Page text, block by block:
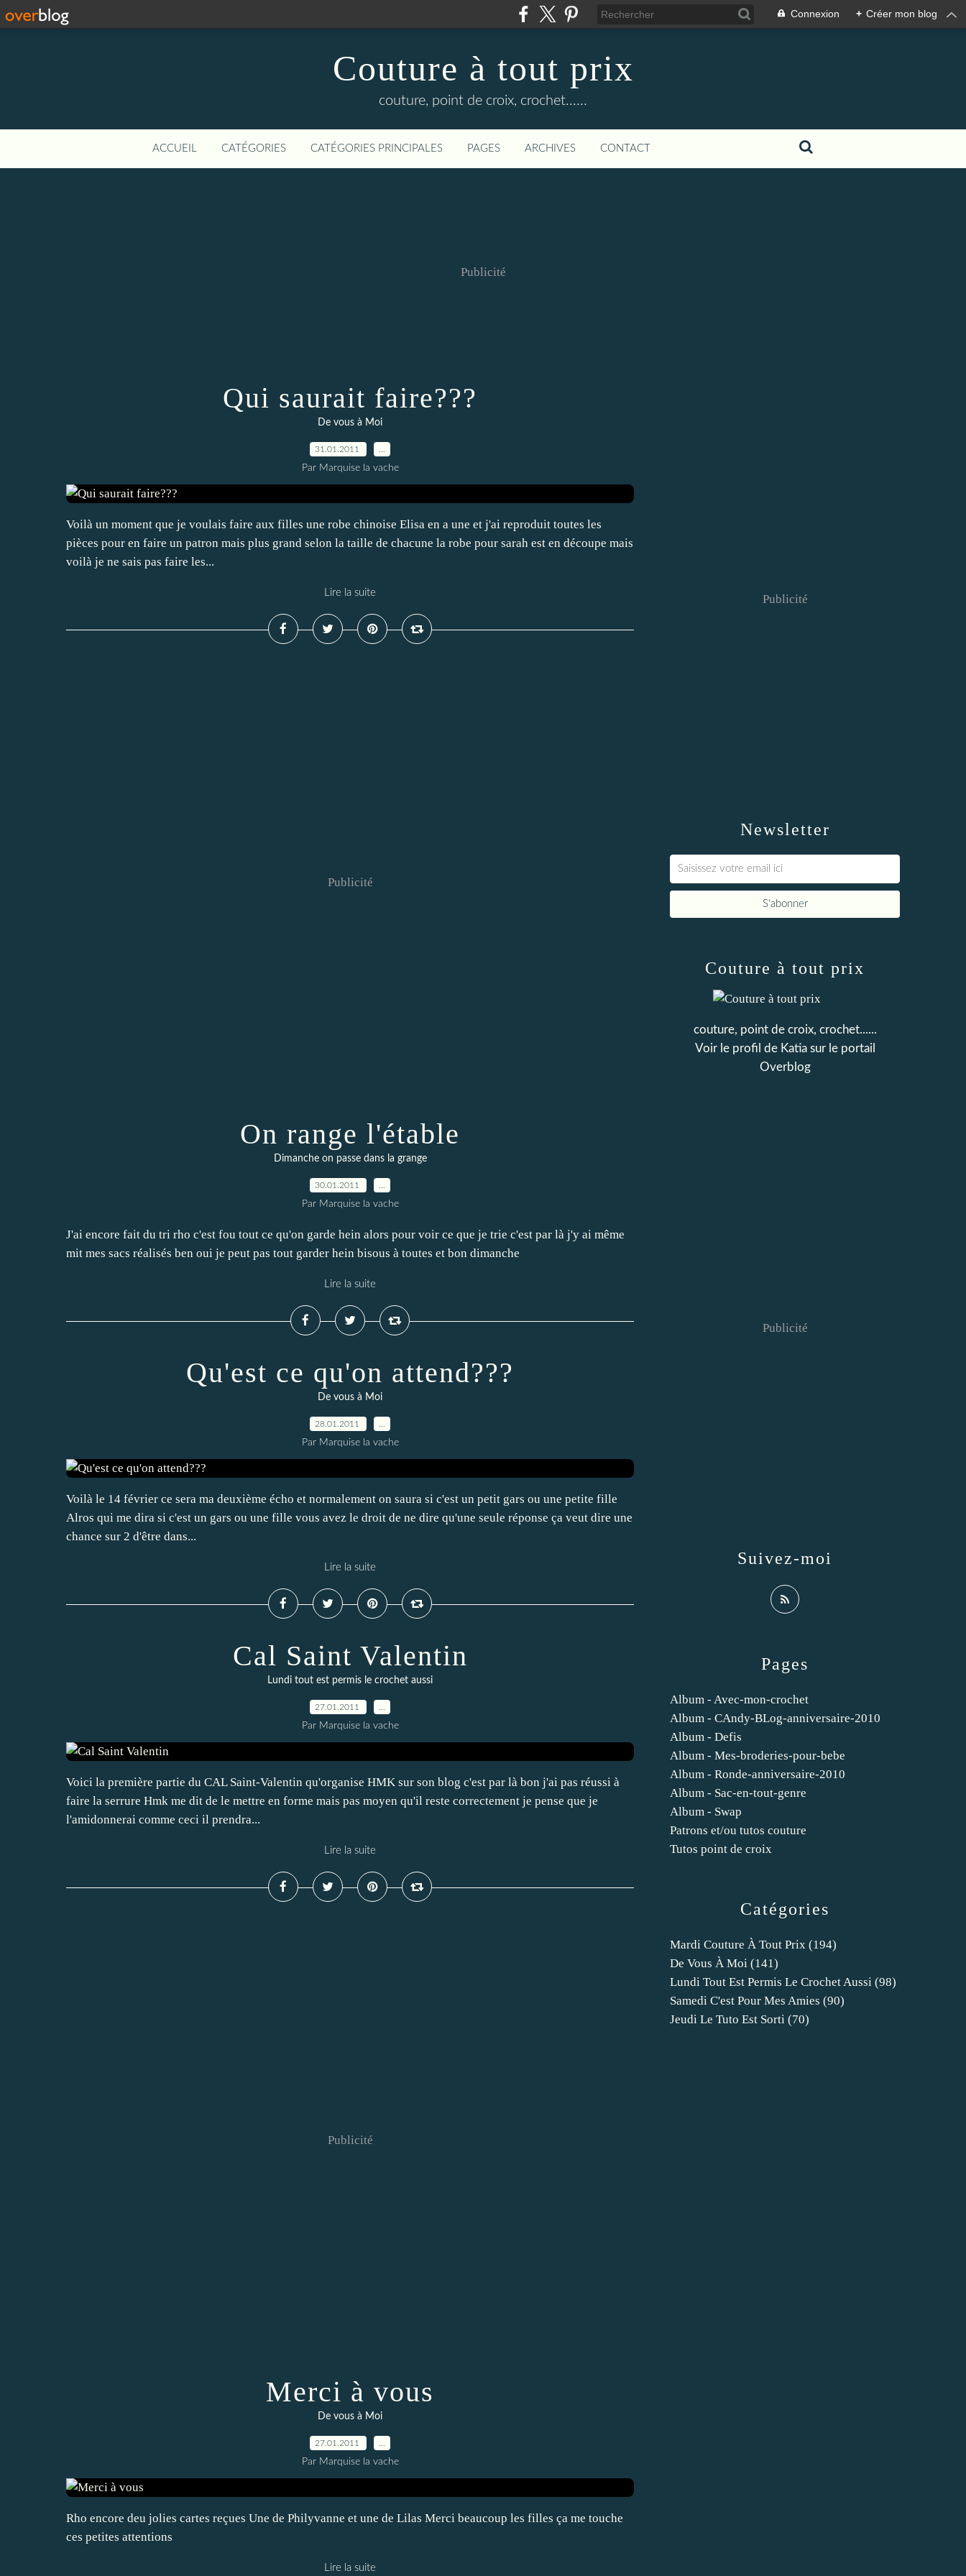
Connexion + Créer mon blog
Couture à tout prix
couture, point de croix, crochet......
ACCUEIL CATÉGORIES CATÉGORIES PRINCIPALES PAGES ARCHIVES CONTACT
Publicité
Qui saurait faire???
De vous à Moi
31.01.2011
Par Marquise la vache
Voilà un moment que je voulais faire aux filles une robe chinoise Elisa en a une et j'ai reproduit toutes les
pièces pour en faire un patron mais plus grand selon la taille de chacune la robe pour sarah est en découpe mais
voilà je ne sais pas faire les...
Lire la suite
Publicité
On range l'étable
Dimanche on passe dans la grange
30.01.2011
Par Marquise la vache
J'ai encore fait du tri rho c'est fou tout ce qu'on garde hein alors pour voir ce que je trie c'est par là j'y ai même
mit mes sacs réalisés ben oui je peut pas tout garder hein bisous à toutes et bon dimanche
Lire la suite
Qu'est ce qu'on attend???
De vous à Moi
28.01.2011
Par Marquise la vache
Voilà le 14 février ce sera ma deuxième écho et normalement on saura si c'est un petit gars ou une petite fille
Alros qui me dira si c'est un gars ou une fille vous avez le droit de ne dire qu'une seule réponse ça veut dire une
chance sur 2 d'être dans...
Lire la suite
Cal Saint Valentin
Lundi tout est permis le crochet aussi
27.01.2011
Par Marquise la vache
Voici la première partie du CAL Saint-Valentin qu'organise HMK sur son blog c'est par là bon j'ai pas réussi à
faire la serrure Hmk me dit de le mettre en forme mais pas moyen qu'il reste correctement je pense que je
l'amidonnerai comme ceci il prendra...
Lire la suite
Publicité
Merci à vous
De vous à Moi
27.01.2011
Par Marquise la vache
Rho encore deu jolies cartes reçues Une de Philyvanne et une de Lilas Merci beaucoup les filles ça me touche
ces petites attentions
Lire la suite
Newsletter
Publicité
Catégories
Mardi Couture À Tout Prix (194)
De Vous À Moi (141)
Lundi Tout Est Permis Le Crochet Aussi (98)
Samedi C'est Pour Mes Amies (90)
Jeudi Le Tuto Est Sorti (70)
Pages
Album - Avec-mon-crochet
Album - CAndy-BLog-anniversaire-2010
Album - Defis
Album - Mes-broderies-pour-bebe
Album - Ronde-anniversaire-2010
Album - Sac-en-tout-genre
Album - Swap
Patrons et/ou tutos couture
Tutos point de croix
Couture à tout prix
couture, point de croix, crochet......
Voir le profil de Katia sur le portail
Overblog
Suivez-moi
Publicité